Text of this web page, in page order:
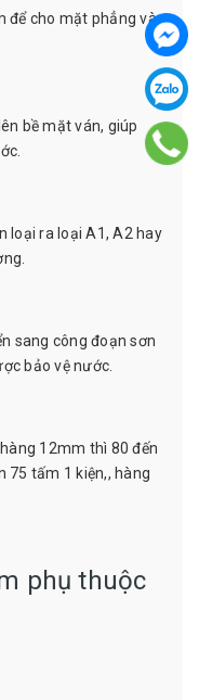
để cho mặt phẳng và
bề mặt ván, giúp
loại ra loại A1, A2 hay
sang công đoạn sơn
bảo vệ nước.
12mm thì 80 đến
75 tấm 1 kiện,, hàng
phụ thuộc